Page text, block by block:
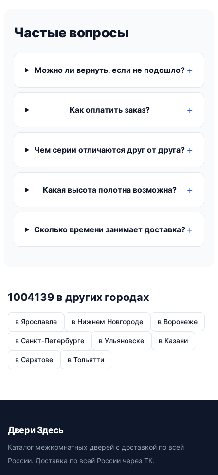
Частые вопросы
Можно ли вернуть, если не подошло?
Как оплатить заказ?
Чем серии отличаются друг от друга?
Какая высота полотна возможна?
Сколько времени занимает доставка?
1004139 в других городах
в Ярославле в Нижнем Новгороде в Воронеже
в Санкт-Петербурге в Ульяновске в Казани
в Саратове в Тольятти
Двери Здесь
Каталог межкомнатных дверей с доставкой по всей
России. Доставка по всей России через ТК.